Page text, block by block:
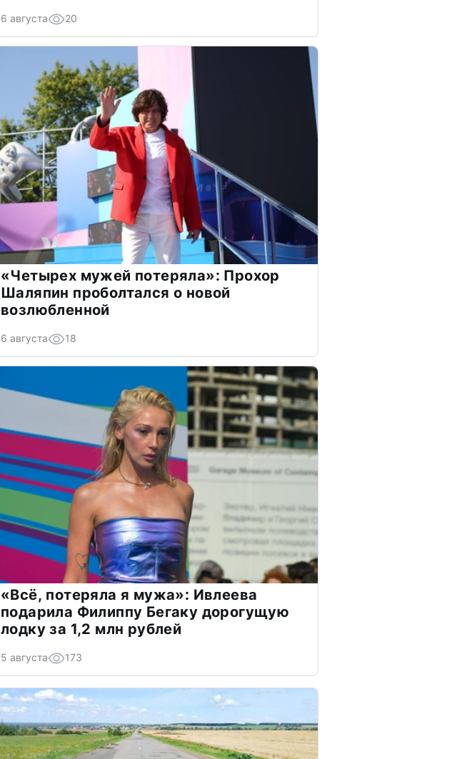
6 августа 20
«Четырех мужей потеряла»: Прохор
Шаляпин проболтался о новой
возлюбленной
6 августа 18
«Всё, потеряла я мужа»: Ивлеева
подарила Филиппу Бегаку дорогущую
лодку за 1,2 млн рублей
5 августа 173